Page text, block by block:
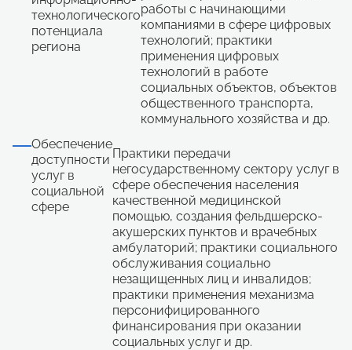
технологического
потенциала
региона
работы с начинающими
компаниями в сфере цифровых
технологий; практики
применения цифровых
технологий в работе
социальных объектов, объектов
общественного транспорта,
коммунального хозяйства и др.
Обеспечение
доступности
услуг в
социальной
сфере
Практики передачи
негосударственному сектору услуг в
сфере обеспечения населения
качественной медицинской
помощью, создания фельдшерско-
акушерских пунктов и врачебных
амбулаторий; практики социального
обслуживания социально
незащищенных лиц и инвалидов;
практики применения механизма
персонифицированного
финансирования при оказании
социальных услуг и др.